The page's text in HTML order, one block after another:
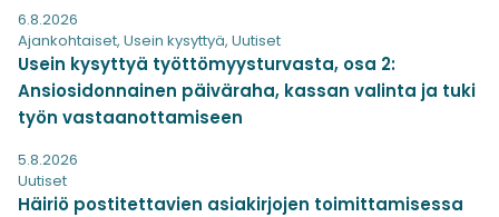
6.8.2026
Ajankohtaiset, Usein kysyttyä, Uutiset
Usein kysyttyä työttömyysturvasta, osa 2:
Ansiosidonnainen päiväraha, kassan valinta ja tuki
työn vastaanottamiseen
5.8.2026
Uutiset
Häiriö postitettavien asiakirjojen toimittamisessa